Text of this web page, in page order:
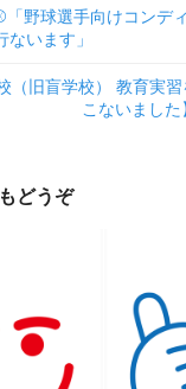
「野球選手向けコンデ
ないます」
（旧盲学校） 教育実習
こないまし
どうぞ